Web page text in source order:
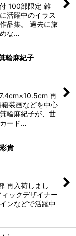
100部限定 雑
活躍中のイラス
品集。 過去に旅
な…
輪麻紀子
再
装画などを中心
輪麻紀子が、世
ード…
貴
再入荷しまし
ックデザイナー
ンなどで活躍中